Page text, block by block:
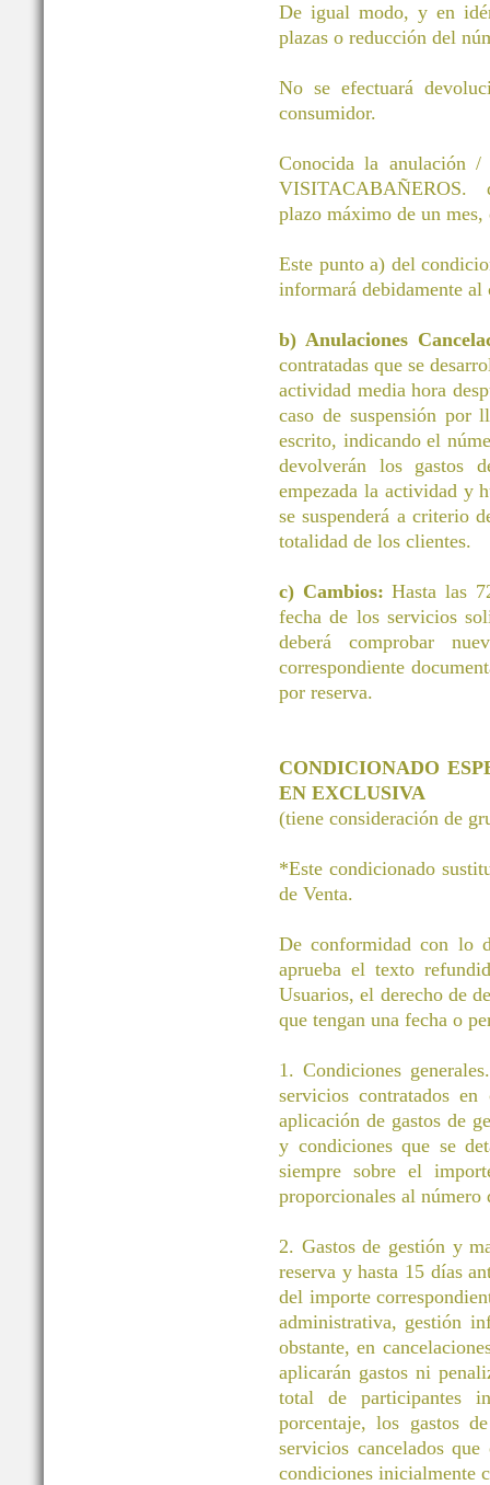
De igual modo, y en
plazas o reducción del
No se efectuará
consumidor.
Conocida la anulación
VISITACABAÑEROS.
plazo máximo de un
Este punto a) del
informará debidamente
b) Anulaciones
contratadas que se
actividad media hora
caso de suspensión
escrito, indicando el
devolverán los gastos
empezada la actividad y
se suspenderá a criterio
totalidad de los clientes.
c) Cambios: Hasta las
fecha de los servicios
deberá comprobar
correspondiente
por reserva.
CONDICIONADO
EN EXCLUSIVA
(tiene consideración de
*Este condicionado
de Venta.
De conformidad con lo
aprueba el texto
Usuarios, el derecho de
que tengan una fecha o
1. Condiciones
servicios contratados
aplicación de gastos de
y condiciones que se
siempre sobre el
proporcionales al número
2. Gastos de gestión y
reserva y hasta 15 días
del importe
administrativa, gestión
obstante, en
aplicarán gastos ni
total de participantes
porcentaje, los gastos
servicios cancelados
condiciones inicialmente